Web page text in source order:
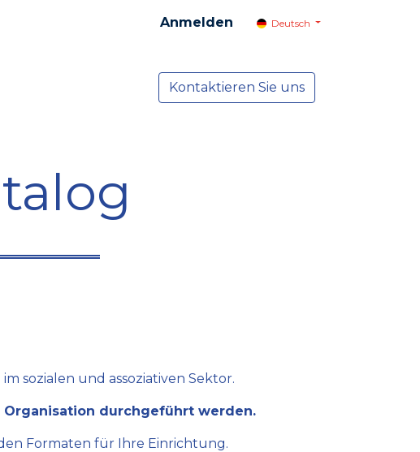
Anmelden Deutsch
NEWS
Kontaktieren Sie uns
sozialen und assoziativen Sektor.
durchgeführt werden.
Formaten für Ihre Einrichtung.